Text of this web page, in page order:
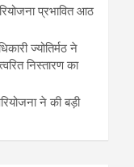
प्रभावित आठ
ज्योतिर्मठ ने
निस्तारण का
ने की बड़ी